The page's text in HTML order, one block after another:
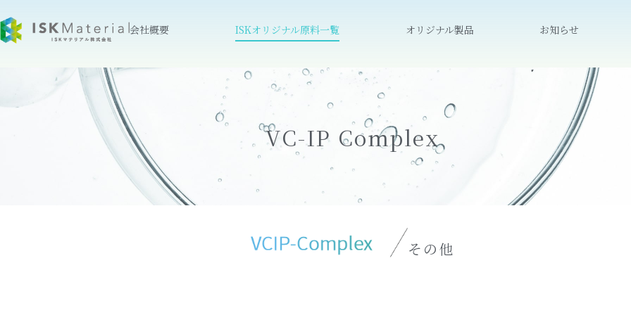
会社概要 ISKオリジナル原料一覧 オリジナル製品 お知らせ
VC-IP Complex
その他